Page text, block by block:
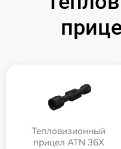
Тепловизионный
прицел ATN 36X